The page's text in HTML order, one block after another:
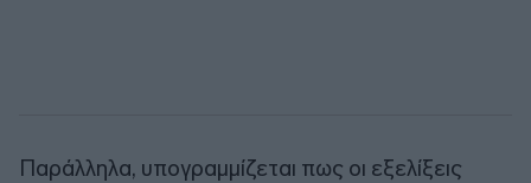
Παράλληλα, υπογραμμίζεται πως οι εξελίξεις